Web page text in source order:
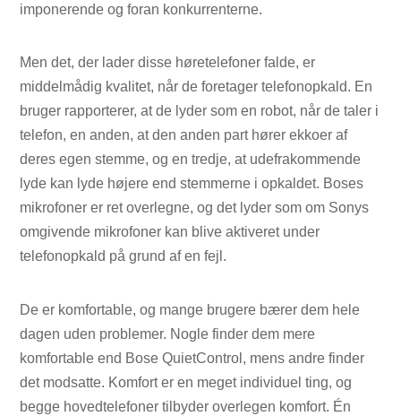
imponerende og foran konkurrenterne.
Men det, der lader disse høretelefoner falde, er
middelmådig kvalitet, når de foretager telefonopkald. En
bruger rapporterer, at de lyder som en robot, når de taler i
telefon, en anden, at den anden part hører ekkoer af
deres egen stemme, og en tredje, at udefrakommende
lyde kan lyde højere end stemmerne i opkaldet. Boses
mikrofoner er ret overlegne, og det lyder som om Sonys
omgivende mikrofoner kan blive aktiveret under
telefonopkald på grund af en fejl.
De er komfortable, og mange brugere bærer dem hele
dagen uden problemer. Nogle finder dem mere
komfortable end Bose QuietControl, mens andre finder
det modsatte. Komfort er en meget individuel ting, og
begge hovedtelefoner tilbyder overlegen komfort. Én